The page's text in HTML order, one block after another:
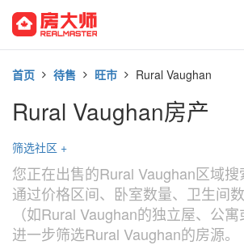
首页 待售 旺市 Rural Vaughan
Rural Vaughan房产
筛选社区 +
您正在出售的Rural Vaughan区域
通过价格区间、卧室数量、卫生间
（如Rural Vaughan的独立屋、公
进一步筛选Rural Vaughan的房源。